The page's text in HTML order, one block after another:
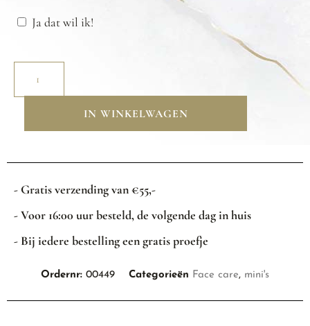
Ja dat wil ik!
IN WINKELWAGEN
- Gratis verzending van €55,-
- Voor 16:00 uur besteld, de volgende dag in huis
- Bij iedere bestelling een gratis proefje
Ordernr: 00449 Categorieën Face care, mini's